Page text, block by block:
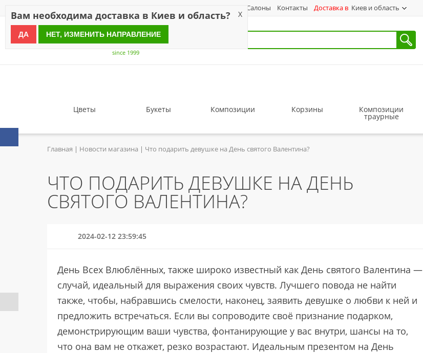
Салоны Контакты Доставка в Киев и область
since 1999
Цветы Букеты Композиции Корзины Композиции
траурные
Главная Новости магазина Что подарить девушке на День святого Валентина?
ЧТО ПОДАРИТЬ ДЕВУШКЕ НА ДЕНЬ
СВЯТОГО ВАЛЕНТИНА?
2024-02-12 23:59:45
День Всех Влюблённых, также широко известный как День святого Валентина —
случай, идеальный для выражения своих чувств. Лучшего повода не найти
также, чтобы, набравшись смелости, наконец, заявить девушке о любви к ней и
предложить встречаться. Если вы сопроводите своё признание подарком,
демонстрирующим ваши чувства, фонтанирующие у вас внутри, шансы на то,
что она вам не откажет, резко возрастают. Идеальным презентом на День
Вам необходима доставка в Киев и область? X
ДА НЕТ, ИЗМЕНИТЬ НАПРАВЛЕНИЕ